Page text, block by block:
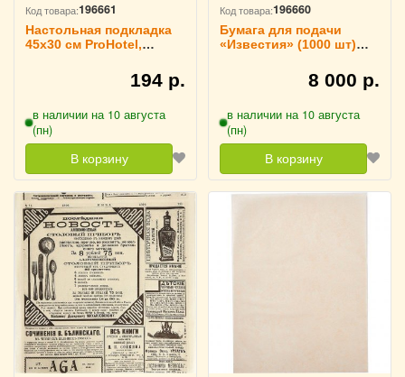
Код товара:196661
Настольная подкладка
45х30 см ProHotel,
194 р.
в наличии на 10 августа
(пн)
В корзину
Код товара:196660
Бумага для подачи
«Известия» (1000 шт)
8 000 р.
в наличии на 10 августа
(пн)
В корзину